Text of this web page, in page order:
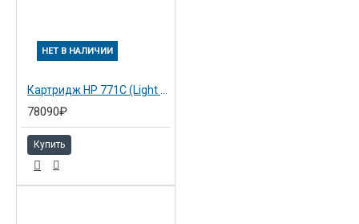
НЕТ В НАЛИЧИИ
78090₽
Купить